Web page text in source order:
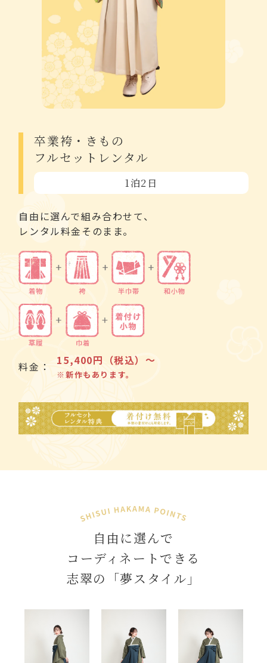
卒業袴・きもの
フルセットレンタル
1泊2日
自由に選んで組み合わせて、
レンタル料金そのまま。
料金： 15,400円（税込）～
※新作もあります。
自由に選んで
コーディネートできる
志翠の 「夢スタイル」